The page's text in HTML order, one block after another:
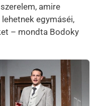
amire
egymáséi,
– mondta Bodoky